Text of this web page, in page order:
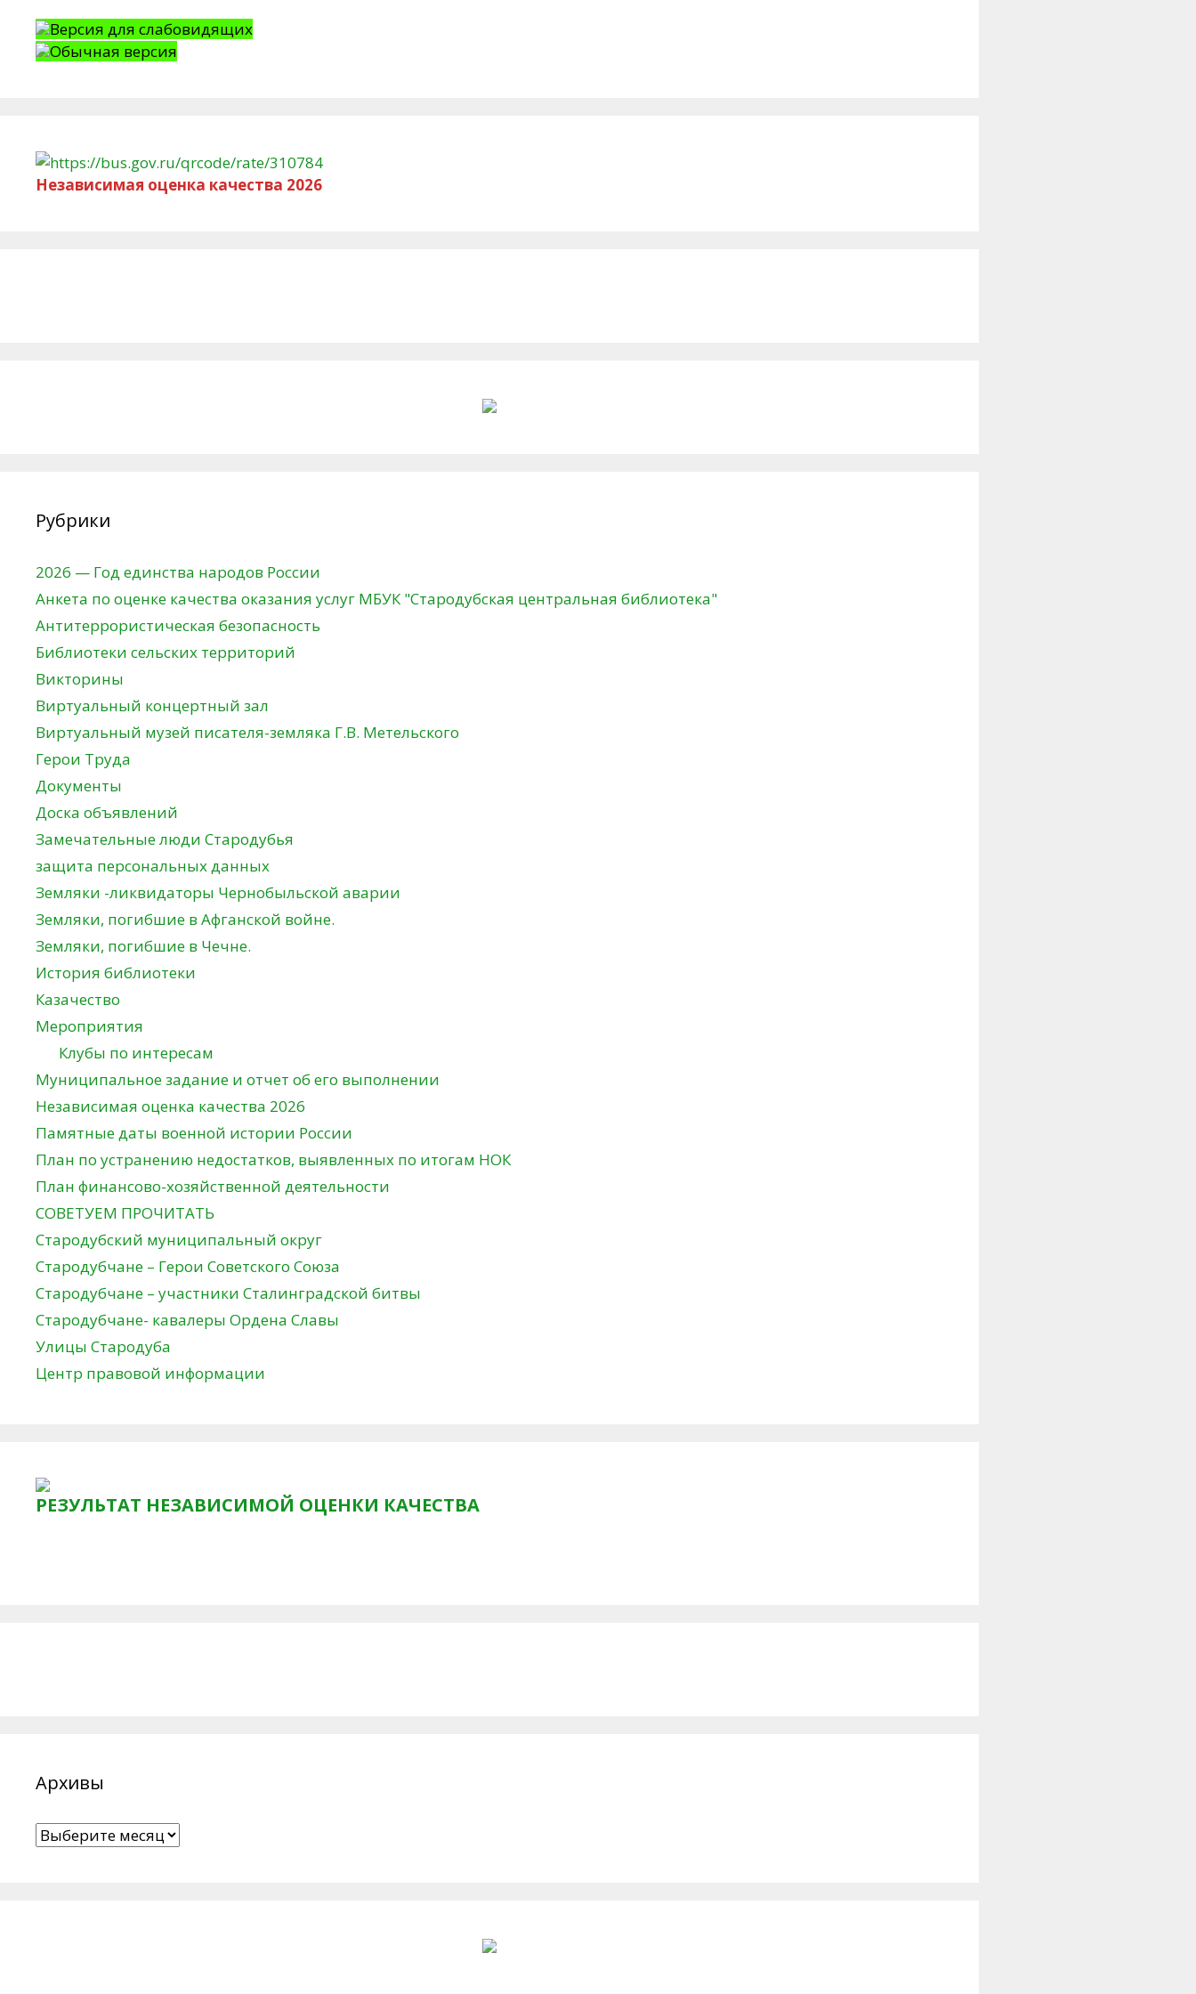
Версия для слабовидящих
Обычная версия
Независимая оценка качества 2026
Рубрики
2026 — Год единства народов России
Анкета по оценке качества оказания услуг МБУК "Стародубская центральная библиотека"
Антитеррористическая безопасность
Библиотеки сельских территорий
Викторины
Виртуальный концертный зал
Виртуальный музей писателя-земляка Г.В. Метельского
Герои Труда
Документы
Доска объявлений
Замечательные люди Стародубья
защита персональных данных
Земляки -ликвидаторы Чернобыльской аварии
Земляки, погибшие в Афганской войне.
Земляки, погибшие в Чечне.
История библиотеки
Казачество
Мероприятия
Клубы по интересам
Муниципальное задание и отчет об его выполнении
Независимая оценка качества 2026
Памятные даты военной истории России
План по устранению недостатков, выявленных по итогам НОК
План финансово-хозяйственной деятельности
СОВЕТУЕМ ПРОЧИТАТЬ
Стародубский муниципальный округ
Стародубчане – Герои Советского Союза
Стародубчане – участники Сталинградской битвы
Стародубчане- кавалеры Ордена Славы
Улицы Стародуба
Центр правовой информации
РЕЗУЛЬТАТ НЕЗАВИСИМОЙ ОЦЕНКИ КАЧЕСТВА
Архивы
Архивы